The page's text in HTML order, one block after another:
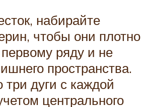
набирайте
чтобы они плотно
ряду и не
пространства.
дуги с каждой
центрального